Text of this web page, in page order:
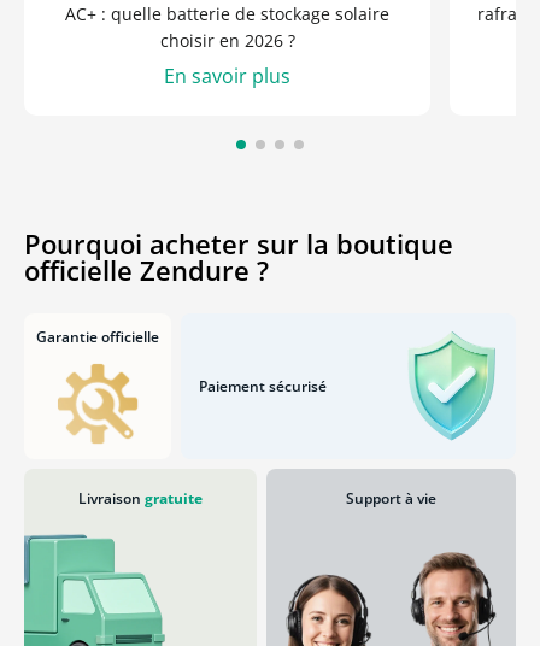
AC+ : quelle batterie de stockage solaire
choisir en 2026 ?
En savoir plus
Pourquoi acheter sur la boutique
officielle Zendure ?
Support à vie
Garantie officielle
Livraison gratuite
Paiement sécurisé